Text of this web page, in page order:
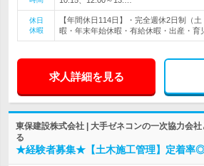
休日
休暇
【年間休日114日】・完全週休2日制（
暇・年末年始休暇・有給休暇・出産・育
求人詳細を見る
東保建設株式会社 | 大手ゼネコンの一次協力会
る
★経験者募集★【土木施工管理】定着率